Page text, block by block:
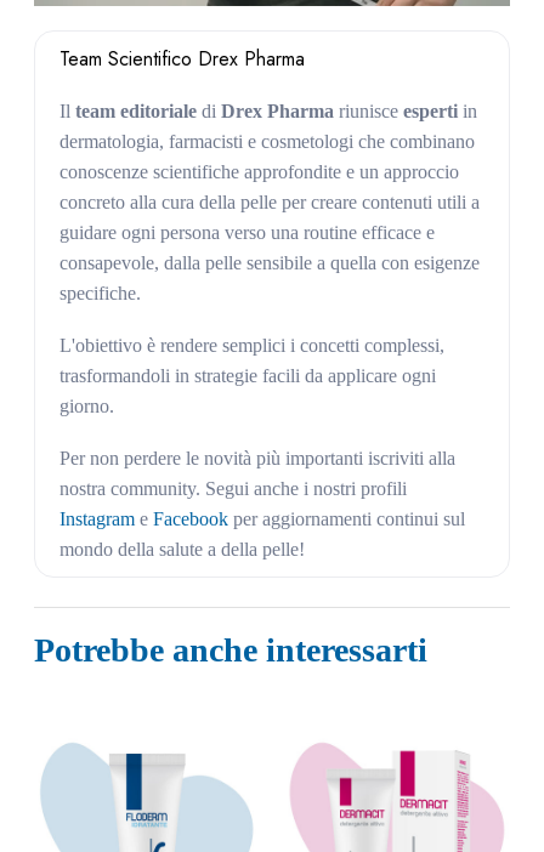
Team Scientifico Drex Pharma
Il team editoriale di Drex Pharma riunisce esperti in
dermatologia, farmacisti e cosmetologi che combinano
conoscenze scientifiche approfondite e un approccio
concreto alla cura della pelle per creare contenuti utili a
guidare ogni persona verso una routine efficace e
consapevole, dalla pelle sensibile a quella con esigenze
specifiche.
L'obiettivo è rendere semplici i concetti complessi,
trasformandoli in strategie facili da applicare ogni
giorno.
Per non perdere le novità più importanti iscriviti alla
nostra community. Segui anche i nostri profili
Instagram e Facebook per aggiornamenti continui sul
mondo della salute a della pelle!
Potrebbe anche interessarti